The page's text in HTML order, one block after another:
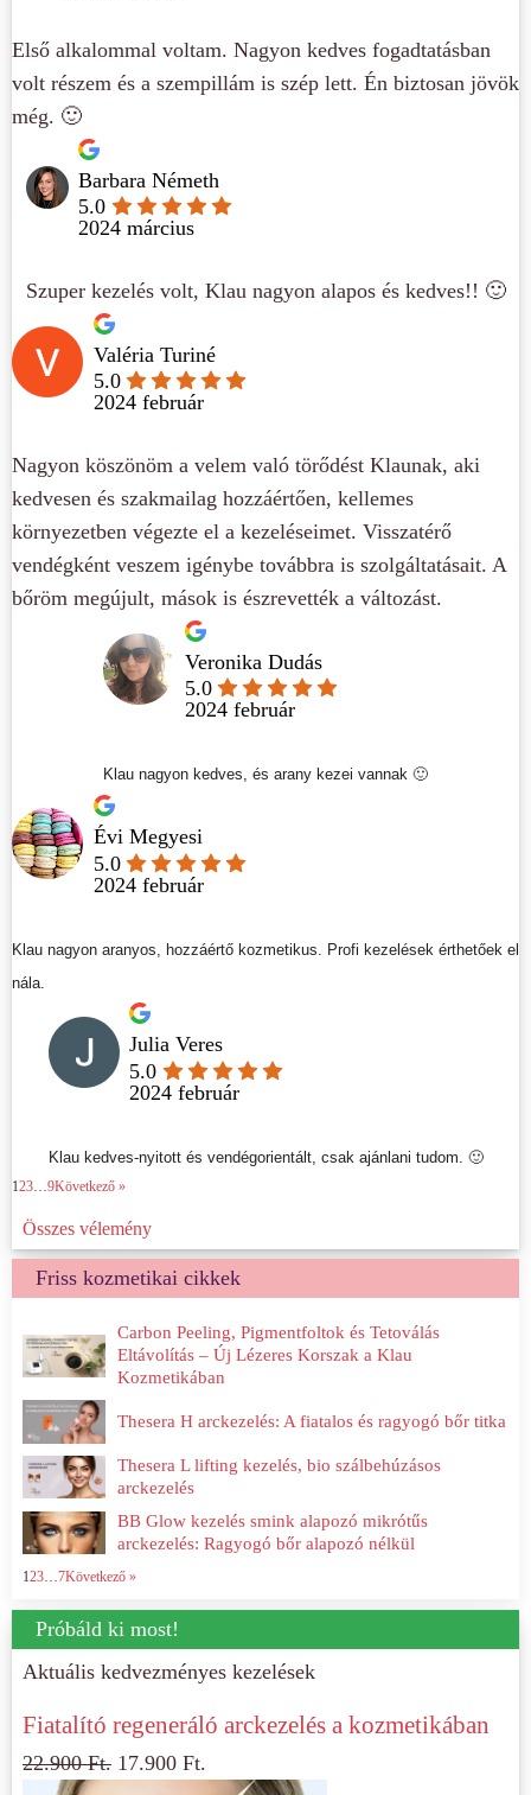
Első alkalommal voltam. Nagyon kedves fogadtatásban
volt részem és a szempillám is szép lett. Én biztosan jövök
még. 🙂
Barbara Németh
5.0
2024 március
Szuper kezelés volt, Klau nagyon alapos és kedves!! 🙂
Valéria Turiné
5.0
2024 február
Nagyon köszönöm a velem való törődést Klaunak, aki
kedvesen és szakmailag hozzáértően, kellemes
környezetben végezte el a kezeléseimet. Visszatérő
vendégként veszem igénybe továbbra is szolgáltatásait. A
bőröm megújult, mások is észrevették a változást.
Veronika Dudás
5.0
2024 február
Klau nagyon kedves, és arany kezei vannak 🙂
Évi Megyesi
5.0
2024 február
Klau nagyon aranyos, hozzáértő kozmetikus. Profi kezelések érthetőek el
nála.
Julia Veres
5.0
2024 február
Klau kedves-nyitott és vendégorientált, csak ajánlani tudom. 🙂
123 9Következő »
Összes vélemény
Friss kozmetikai cikkek
Carbon Peeling, Pigmentfoltok és Tetoválás
Eltávolítás – Új Lézeres Korszak a Klau
Kozmetikában
Thesera H arckezelés: A fiatalos és ragyogó bőr titka
Thesera L lifting kezelés, bio szálbehúzásos
arckezelés
BB Glow kezelés smink alapozó mikrótűs
arckezelés: Ragyogó bőr alapozó nélkül
123…7Következő »
Próbáld ki most!
Aktuális kedvezményes kezelések
Fiatalító regeneráló arckezelés a kozmetikában
22.900Ft. 17.900Ft.